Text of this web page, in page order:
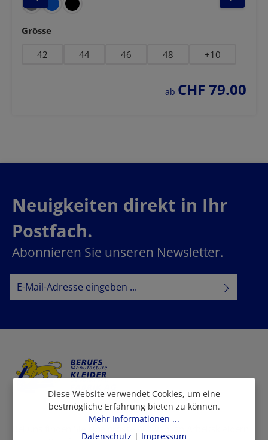
Grösse
42 44 46 48 +10
regulärer preis:
ab CHF 79.00
Neuigkeiten direkt in Ihr
Postfach.
Abonnieren Sie unseren Newsletter.
E-Mail-Adresse*
Ich habe dieDatenschutzbestimmungenzur Kenntnis
Bei uns finden Sie eine grosse Auswahl an Arbeitskleidern
Diese Website verwendet Cookies, um eine
bestmögliche Erfahrung bieten zu können.
Mehr Informationen ...
Datenschutz | Impressum